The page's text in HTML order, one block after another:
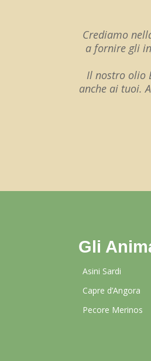
Crediamo
a fornire gli
Il nostro olio
anche ai tuoi.
Gli
Asini Sardi
Capre d’Angora
Pecore Merinos